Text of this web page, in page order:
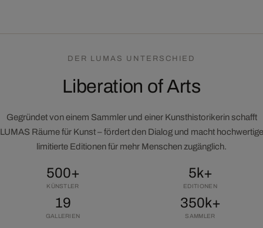
DER LUMAS UNTERSCHIED
Liberation of Arts
Gegründet von einem Sammler und einer Kunsthistorikerin schafft
LUMAS Räume für Kunst – fördert den Dialog und macht hochwertige
limitierte Editionen für mehr Menschen zugänglich.
500+
KÜNSTLER
5k+
EDITIONEN
19
GALLERIEN
350k+
SAMMLER